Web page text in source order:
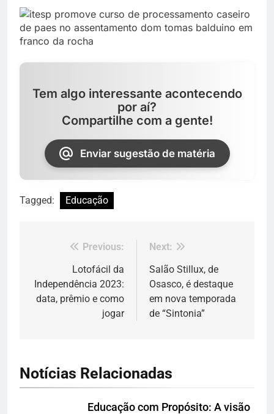
Tem algo interessante acontecendo
por aí?
Compartilhe com a gente!
Enviar sugestão de matéria
Tagged: Educação
Navegação
Post
Previous:
Lotofácil da
Independência 2023:
data, prêmio e como
jogar
Next:
Salão Stillux, de
Osasco, é destaque
em nova temporada
de “Sintonia”
Notícias Relacionadas
Educação com Propósito: A visão